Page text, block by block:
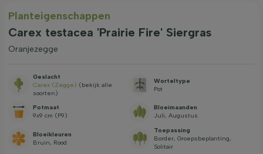
Planteigenschappen
Carex testacea 'Prairie Fire' Siergras
Oranjezegge
Geslacht
Carex (Zegge) (bekijk alle
soorten)
Worteltype
Pot
Potmaat
9x9 cm (P9)
Bloeimaanden
Juli, Augustus
Bloeikleuren
Bruin, Rood
Toepassing
Border, Groepsbeplanting,
Solitair